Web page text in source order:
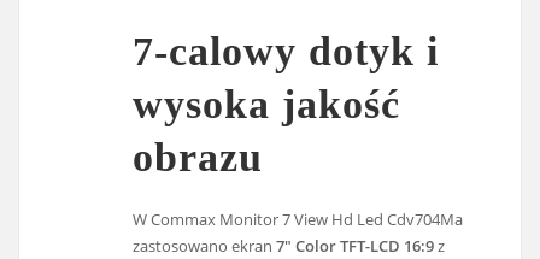
7-calowy dotyk i
wysoka jakość
obrazu
W Commax Monitor 7 View Hd Led Cdv704Ma
zastosowano ekran7″ Color TFT-LCD 16:9z